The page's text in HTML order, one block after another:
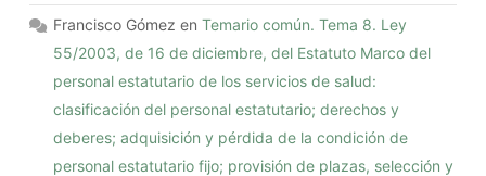
Francisco Gómez enTemario común. Tema 8. Ley
55/2003, de 16 de diciembre, del Estatuto Marco del
personal estatutario de los servicios de salud:
clasificación del personal estatutario; derechos y
deberes; adquisición y pérdida de la condición de
personal estatutario fijo; provisión de plazas, selección y